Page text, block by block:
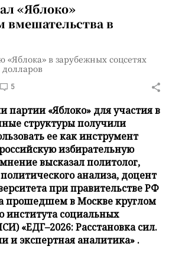
«Яблоко»
вмешательства в
в зарубежных соцсетях
5
партии «Яблоко» для участия в
структуры получили
ее как инструмент
избирательную
высказал политолог,
анализа, доцент
при правительстве РФ
прошедшем в Москве круглом
института социальных
«ЕДГ–2026: Расстановка сил.
и экспертная аналитика» .